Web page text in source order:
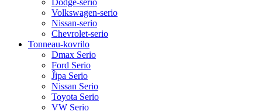
Volkswagen-serio
Nissan-serio
Chevrolet-serio
Tonneau-kovrilo
Dmax Serio
Ford Serio
Ĵipa Serio
Nissan Serio
Toyota Serio
VW Serio